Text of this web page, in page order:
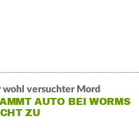
wohl versuchter Mord
AUTO BEI WORMS
ZU